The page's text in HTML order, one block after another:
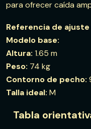
para ofrecer caída
Referencia de ajuste
Modelo base:
Altura: 1.65 m
Peso: 74 kg
Contorno de pecho:
Talla ideal: M
Tabla